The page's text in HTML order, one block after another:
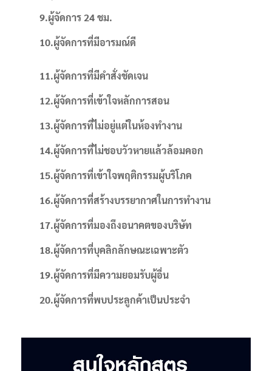
9.ผู้จัดการ24 ชม.
10.ผู้จัดการที่มีอารมณ์ดี
11.ผู้จัดการที่มีคำสั่งชัดเจน
12.ผู้จัดการที่เข้าใจหลักการสอน
13.ผู้จัดการที่ไม่อยู่แต่ในห้องทำงาน
14.ผู้จัดการที่ไม่ชอบวัวหายแล้วล้อมคอก
15.ผู้จัดการที่เข้าใจพฤติกรรมผู้บริโภค
16.ผู้จัดการที่สร้างบรรยากาศในการทำงาน
17.ผู้จัดการที่มองถึงอนาคตของบริษัท
18.ผู้จัดการที่บุคลิกลักษณะเฉพาะตัว
19.ผู้จัดการที่มีความยอมรับผู้อื่น
20.ผู้จัดการที่พบประลูกค้าเป็นประจำ